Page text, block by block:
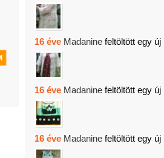
16 éve Madanine feltöltött egy új
16 éve Madanine feltöltött egy új
16 éve Madanine feltöltött egy új